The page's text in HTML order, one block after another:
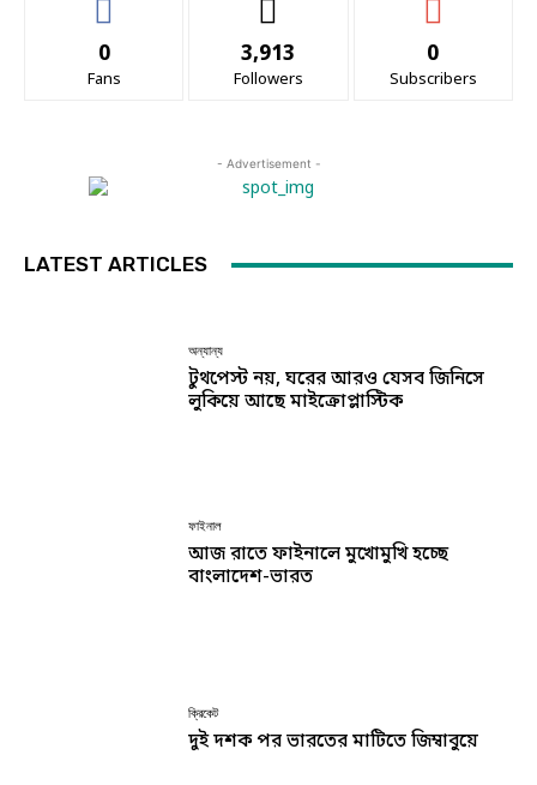
0
Fans
3,913
Followers
0
Subscribers
- Advertisement -
LATEST ARTICLES
অন্যান্য
টুথপেস্ট নয়, ঘরের আরও যেসব জিনিসে
লুকিয়ে আছে মাইক্রোপ্লাস্টিক
ফাইনাল
আজ রাতে ফাইনালে মুখোমুখি হচ্ছে
বাংলাদেশ-ভারত
ক্রিকেট
দুই দশক পর ভারতের মাটিতে জিম্বাবুয়ে